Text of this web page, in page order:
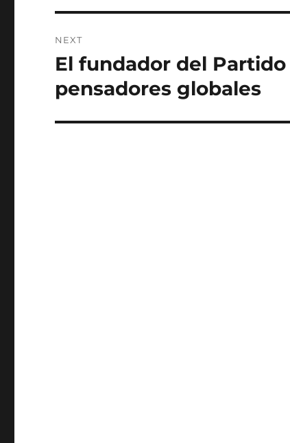
NEXT
Next
El fundador del
pensadores globales